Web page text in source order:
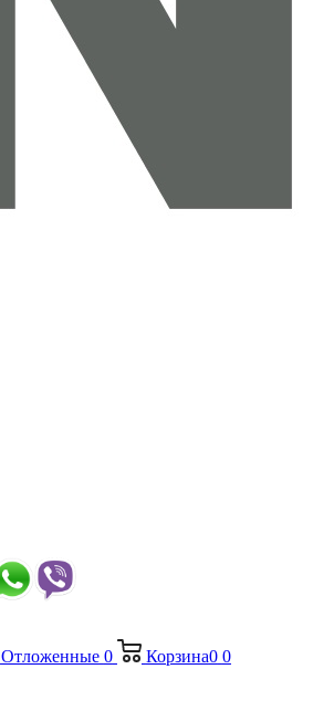
Отложенные 0 Корзина0 0